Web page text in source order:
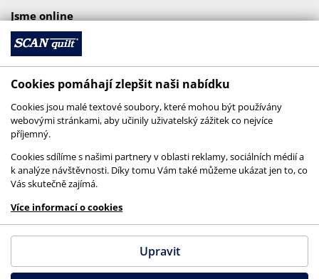
Jsme online
© 2026 SCANquilt - všechna práva vyhrazena
This site is protected by reCAPTCHA and the
GooglePrivacy PolicyandTerms of Serviceapply.
Cookies pomáhají zlepšit naši nabídku
Cookies jsou malé textové soubory, které mohou být používány
webovými stránkami, aby učinily uživatelský zážitek co nejvíce
příjemný.
Cookies sdílíme s našimi partnery v oblasti reklamy, sociálních médií a
k analýze návštěvnosti. Díky tomu Vám také můžeme ukázat jen to, co
Vás skutečně zajímá.
Více informací o cookies
Upravit